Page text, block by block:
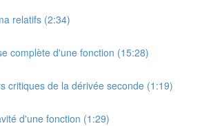
relatifs (2:34)
complète d'une fonction (15:28)
critiques de la dérivée seconde (1:19)
d'une fonction (1:29)